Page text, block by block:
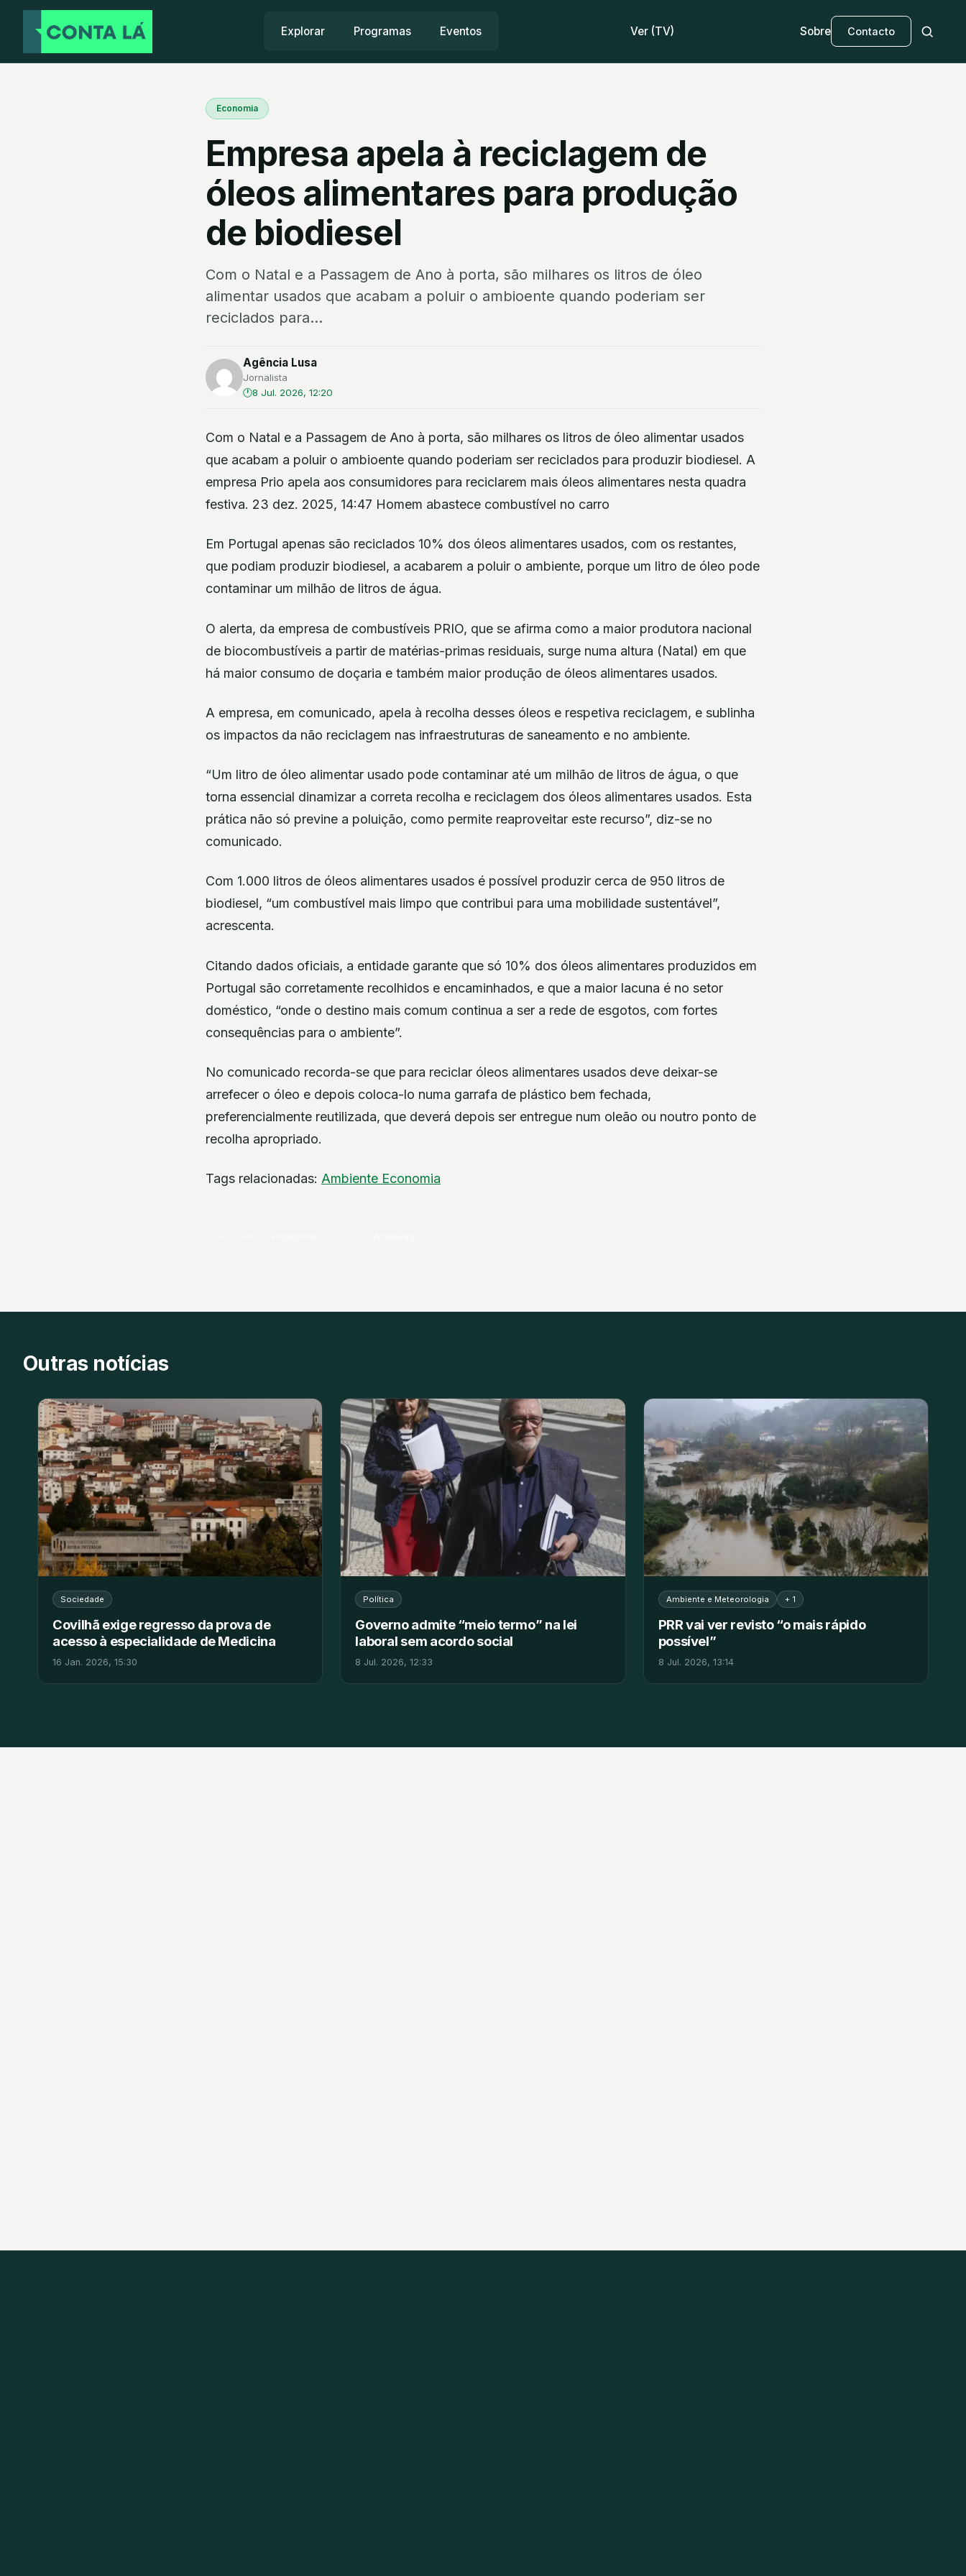
Explorar Programas Eventos Ver (TV) Sobre Contacto
Economia
Empresa apela à reciclagem de
óleos alimentares para produção
de biodiesel
Com o Natal e a Passagem de Ano à porta, são milhares os litros de óleo
alimentar usados que acabam a poluir o ambioente quando poderiam ser
reciclados para...
Agência Lusa
Jornalista
8 Jul. 2026, 12:20
Com o Natal e a Passagem de Ano à porta, são milhares os litros de óleo alimentar usados
que acabam a poluir o ambioente quando poderiam ser reciclados para produzir biodiesel. A
empresa Prio apela aos consumidores para reciclarem mais óleos alimentares nesta quadra
festiva. 23 dez. 2025, 14:47 Homem abastece combustível no carro
Em Portugal apenas são reciclados 10% dos óleos alimentares usados, com os restantes,
que podiam produzir biodiesel, a acabarem a poluir o ambiente, porque um litro de óleo pode
contaminar um milhão de litros de água.
O alerta, da empresa de combustíveis PRIO, que se afirma como a maior produtora nacional
de biocombustíveis a partir de matérias-primas residuais, surge numa altura (Natal) em que
há maior consumo de doçaria e também maior produção de óleos alimentares usados.
A empresa, em comunicado, apela à recolha desses óleos e respetiva reciclagem, e sublinha
os impactos da não reciclagem nas infraestruturas de saneamento e no ambiente.
“Um litro de óleo alimentar usado pode contaminar até um milhão de litros de água, o que
torna essencial dinamizar a correta recolha e reciclagem dos óleos alimentares usados. Esta
prática não só previne a poluição, como permite reaproveitar este recurso”, diz-se no
comunicado.
Com 1.000 litros de óleos alimentares usados é possível produzir cerca de 950 litros de
biodiesel, “um combustível mais limpo que contribui para uma mobilidade sustentável”,
acrescenta.
Citando dados oficiais, a entidade garante que só 10% dos óleos alimentares produzidos em
Portugal são corretamente recolhidos e encaminhados, e que a maior lacuna é no setor
doméstico, “onde o destino mais comum continua a ser a rede de esgotos, com fortes
consequências para o ambiente”.
No comunicado recorda-se que para reciclar óleos alimentares usados deve deixar-se
arrefecer o óleo e depois coloca-lo numa garrafa de plástico bem fechada,
preferencialmente reutilizada, que deverá depois ser entregue num oleão ou noutro ponto de
recolha apropriado.
Tags relacionadas: Ambiente Economia
Outras notícias
Sociedade
Covilhã exige regresso da prova de
acesso à especialidade de Medicina
16 Jan. 2026, 15:30
Política
Governo admite “meio termo” na lei
laboral sem acordo social
8 Jul. 2026, 12:33
Ambiente e Meteorologia + 1
PRR vai ver revisto “o mais rápido
possível”
8 Jul. 2026, 13:14